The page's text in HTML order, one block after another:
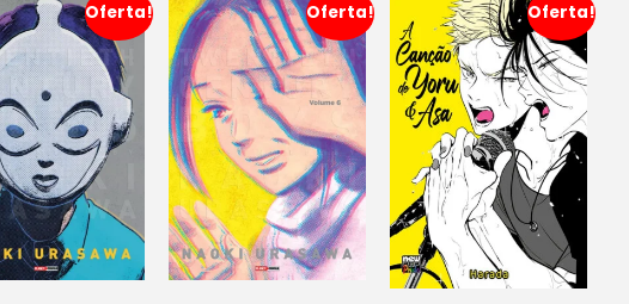
Oferta! Oferta! Oferta!